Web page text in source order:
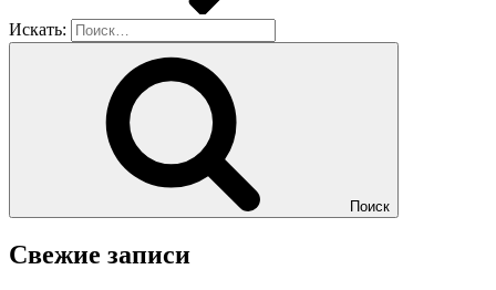
Искать:
Поиск
Свежие записи